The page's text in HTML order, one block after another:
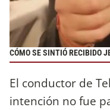
CÓMO SE SINTIÓ RECIBIDO
El conductor de
intención no fue